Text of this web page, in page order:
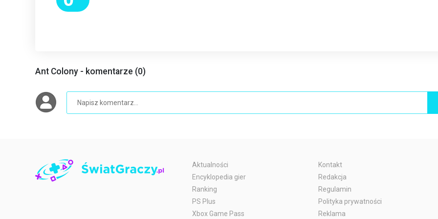
Ant Colony - komentarze (0)
Aktualności
Encyklopedia gier
Ranking
PS Plus
Xbox Game Pass
Kontakt
Redakcja
Regulamin
Polityka prywatności
Reklama